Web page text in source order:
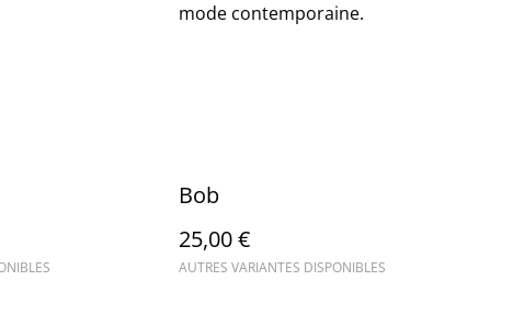
mode contemporaine.
Bob
25,00 €
AUTRES VARIANTES DISPONIBLES